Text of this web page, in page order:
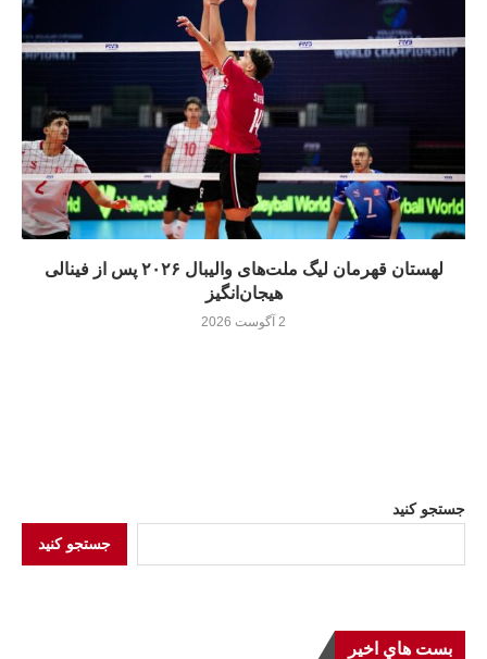
لهستان قهرمان لیگ ملت‌های والیبال ۲۰۲۶ پس از فینالی
هیجان‌انگیز
2 آگوست 2026
جستجو کنید
جستجو کنید
بست هاي اخير